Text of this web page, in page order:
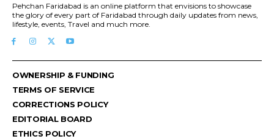
Pehchan Faridabad is an online platform that envisions to showcase
the glory of every part of Faridabad through daily updates from news,
lifestyle, events, Travel and much more.
OWNERSHIP & FUNDING
TERMS OF SERVICE
CORRECTIONS POLICY
EDITORIAL BOARD
ETHICS POLICY